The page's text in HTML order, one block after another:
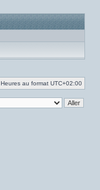
Heures au format UTC+02:00